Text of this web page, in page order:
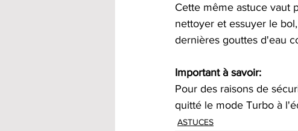
Cette même astuce vaut
nettoyer et essuyer le
dernières gouttes d'eau
Important à savoir:
Pour des raisons de
quitté le mode Turbo à
ASTUCES